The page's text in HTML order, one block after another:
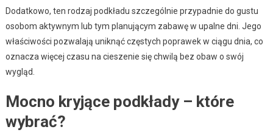
Dodatkowo, ten rodzaj podkładu szczególnie przypadnie do gustu
osobom aktywnym lub tym planującym zabawę w upalne dni. Jego
właściwości pozwalają uniknąć częstych poprawek w ciągu dnia, co
oznacza więcej czasu na cieszenie się chwilą bez obaw o swój
wygląd.
Mocno kryjące podkłady – które
wybrać?